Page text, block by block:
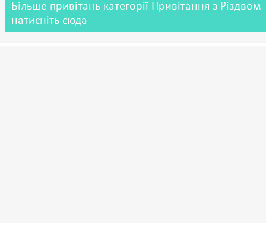
Більше привітань категорії Привітання з Різдвом
натисніть сюда